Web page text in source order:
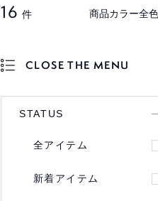
16 件 商品カラー全色
CLOSE THE MENU
STATUS
全アイテム
新着アイテム